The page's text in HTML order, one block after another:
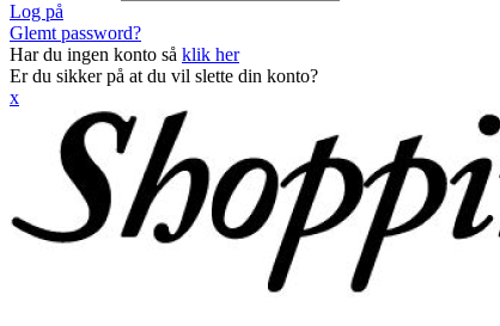
Log på
Glemt password?
Har du ingen konto så klik her
Er du sikker på at du vil slette din konto?
x